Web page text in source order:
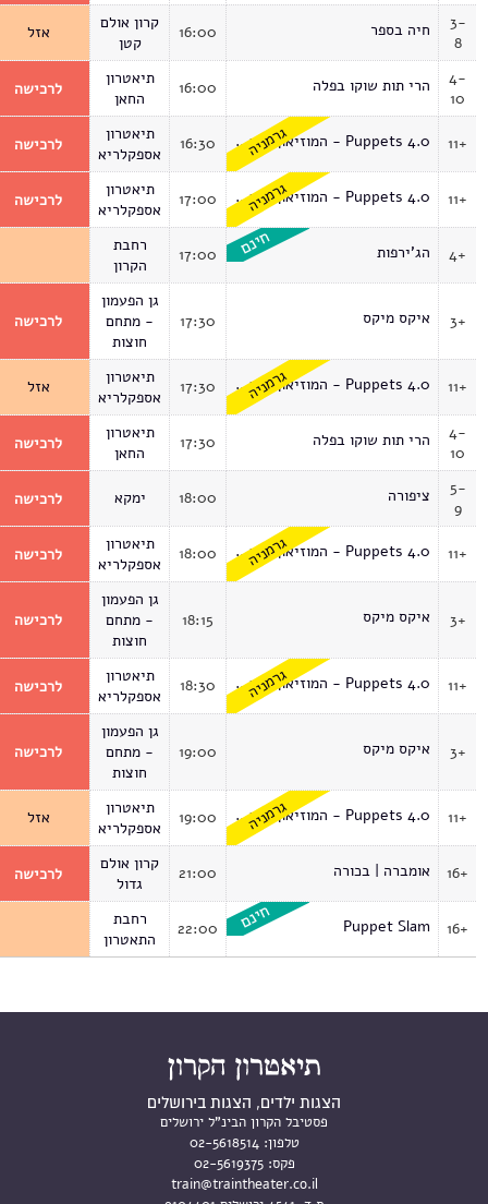
3-
8
חיה בספר 16:00
קרון אולם
קטן
אזל
4-
10
הרי תות שוקו בפלה 16:00
תיאטרון
החאן
לרכישה
11+ Puppets 4.0 - המוזיאון הווירטואליגרמניה 16:30
תיאטרון
אספקלריא
לרכישה
11+ Puppets 4.0 - המוזיאון הווירטואליגרמניה 17:00
תיאטרון
אספקלריא
לרכישה
4+ הג'ירפות 17:00
רחבת
הקרון
3+ איקס מיקס 17:30
גן הפעמון
- מתחם
חוצות
לרכישה
11+ Puppets 4.0 - המוזיאון הווירטואליגרמניה 17:30
תיאטרון
אספקלריא
אזל
4-
10
הרי תות שוקו בפלה 17:30
תיאטרון
החאן
לרכישה
5-
9
ציפורה 18:00 ימקא לרכישה
11+ Puppets 4.0 - המוזיאון הווירטואליגרמניה 18:00
תיאטרון
אספקלריא
לרכישה
3+ איקס מיקס 18:15
גן הפעמון
- מתחם
חוצות
לרכישה
11+ Puppets 4.0 - המוזיאון הווירטואליגרמניה 18:30
תיאטרון
אספקלריא
לרכישה
3+ איקס מיקס 19:00
גן הפעמון
- מתחם
חוצות
לרכישה
11+ Puppets 4.0 - המוזיאון הווירטואליגרמניה 19:00
תיאטרון
אספקלריא
אזל
16+ אומברה | בכורה 21:00
קרון אולם
גדול
לרכישה
16+
Puppet Slam
22:00
רחבת
התאטרון
הצגות ילדים, הצגות בירושלים
פסטיבל הקרון הבינ"ל ירושלים
טלפון: 02-5618514
פקס: 02-5619375
train@traintheater.co.il